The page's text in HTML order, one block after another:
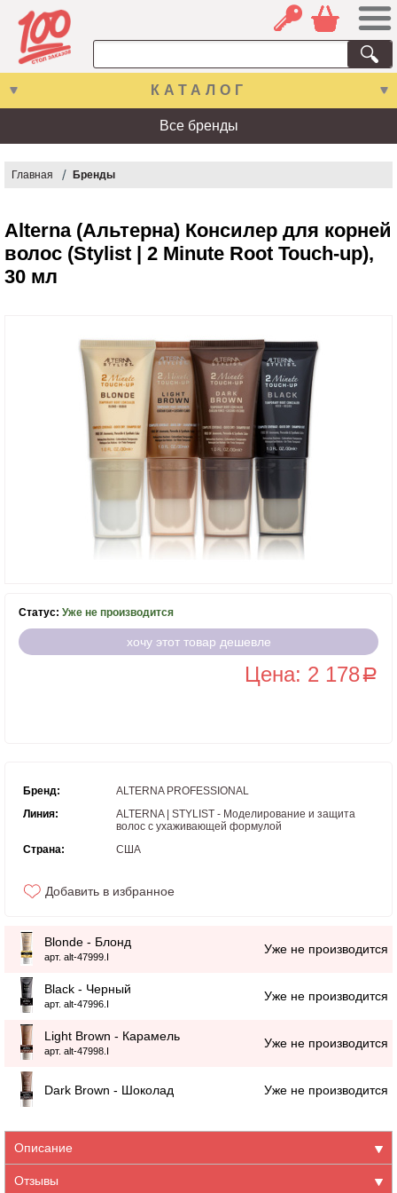
КАТАЛОГ
Все бренды
Главная Бренды
Alterna (Альтерна) Консилер для корней
волос (Stylist | 2 Minute Root Touch-up),
30 мл
Статус: Уже не производится
хочу этот товар дешевле
Цена: 2 178a
Бренд:
ALTERNA PROFESSIONAL
Линия:
ALTERNA | STYLIST - Моделирование и защита
волос с ухаживающей формулой
Страна:
США
Добавить в избранное
Blonde - Блонд
арт. alt-47999.I
Уже не производится
Black - Черный
арт. alt-47996.I
Уже не производится
Light Brown - Карамель
арт. alt-47998.I
Уже не производится
Dark Brown - Шоколад Уже не производится
Описание
Отзывы